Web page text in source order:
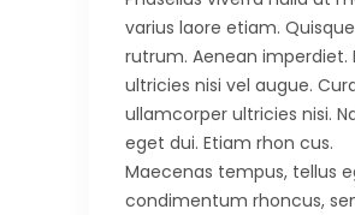
varius laore etiam. Quisque
rutrum. Aenean imperdiet.
ultricies nisi vel augue.
ullamcorper ultricies nisi.
eget dui. Etiam rhon cus.
Maecenas tempus, tellus
condimentum rhoncus,